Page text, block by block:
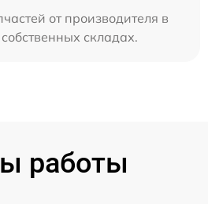
от производителя в
складах.
работы